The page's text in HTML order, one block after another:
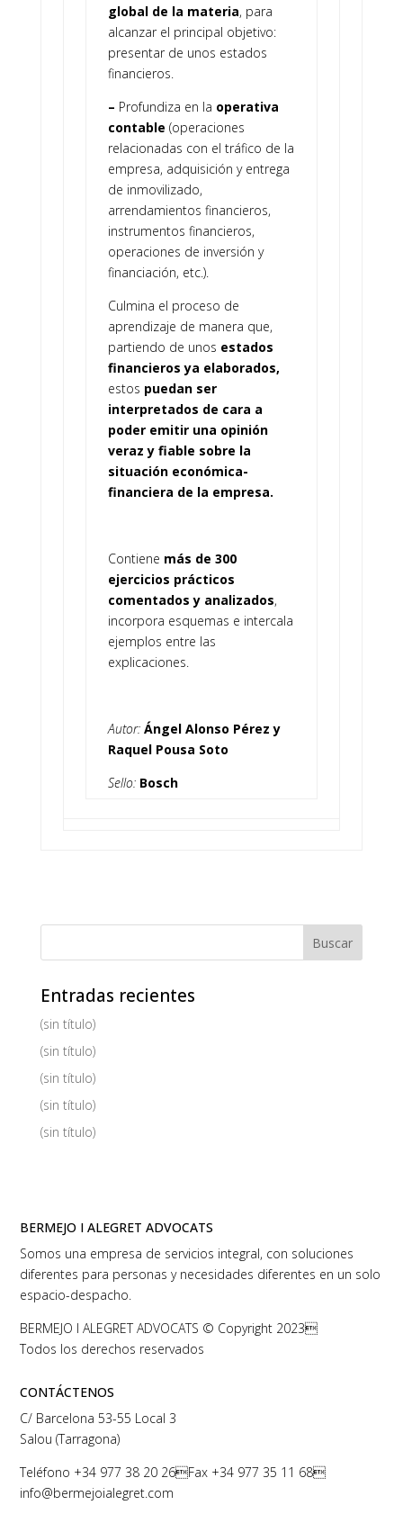
global de la materia, para
alcanzar el principal objetivo:
presentar de unos estados
financieros.
– Profundiza en la operativa
contable (operaciones
relacionadas con el tráfico de la
empresa, adquisición y entrega
de inmovilizado,
arrendamientos financieros,
instrumentos financieros,
operaciones de inversión y
financiación, etc.).
Culmina el proceso de
aprendizaje de manera que,
partiendo de unos estados
financieros ya elaborados,
estos puedan ser
interpretados de cara a
poder emitir una opinión
veraz y fiable sobre la
situación económica-
financiera de la empresa.
Contiene más de 300
ejercicios prácticos
comentados y analizados,
incorpora esquemas e intercala
ejemplos entre las
explicaciones.
Autor: Ángel Alonso Pérez y
Raquel Pousa Soto
Sello: Bosch
Entradas recientes
(sin título)
(sin título)
(sin título)
(sin título)
(sin título)
BERMEJO I ALEGRET ADVOCATS
Somos una empresa de servicios integral, con soluciones
diferentes para personas y necesidades diferentes en un solo
espacio-despacho.
BERMEJO I ALEGRET ADVOCATS © Copyright 2023
Todos los derechos reservados
CONTÁCTENOS
C/ Barcelona 53-55 Local 3
Salou (Tarragona)
Teléfono +34 977 38 20 26Fax +34 977 35 11 68
info@bermejoialegret.com